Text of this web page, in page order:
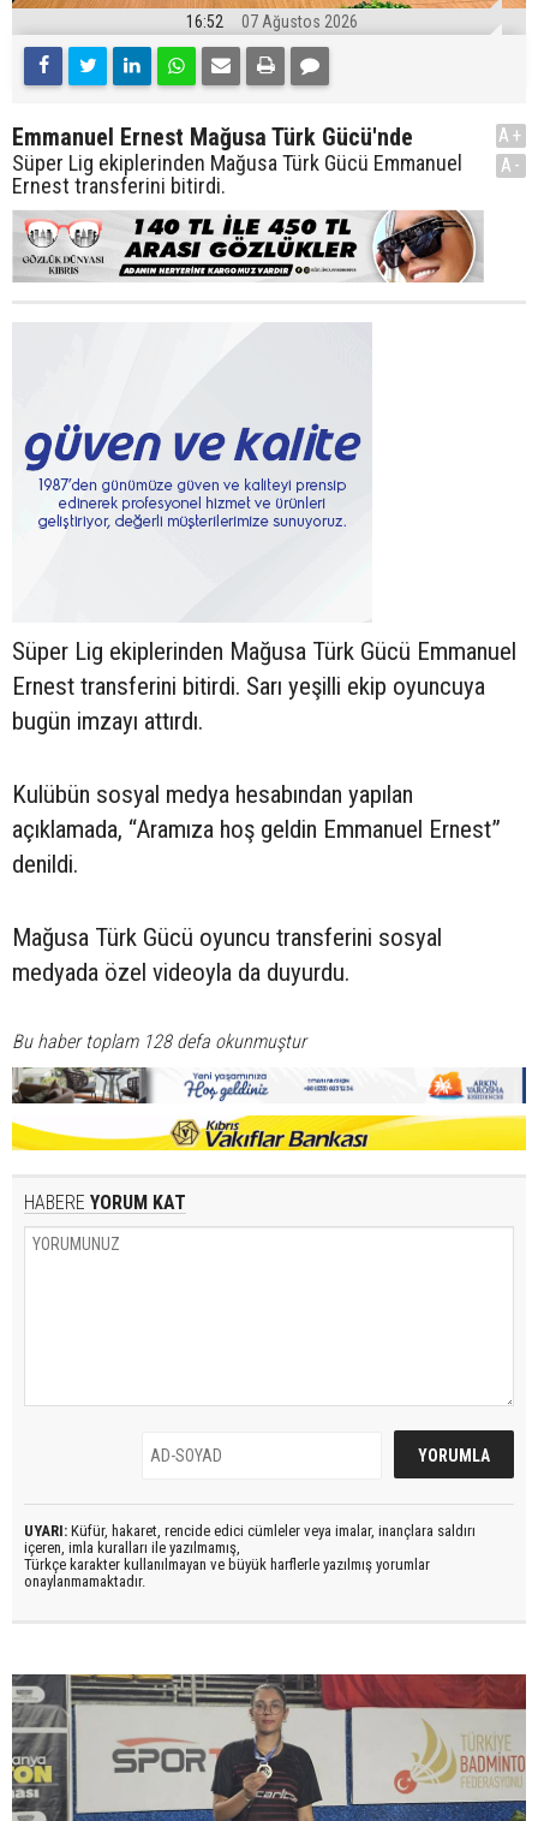
16:52 07 Ağustos 2026
Emmanuel Ernest Mağusa Türk Gücü'nde
Süper Lig ekiplerinden Mağusa Türk Gücü Emmanuel
Ernest transferini bitirdi.
A+
A-
Süper Lig ekiplerinden Mağusa Türk Gücü Emmanuel
Ernest transferini bitirdi. Sarı yeşilli ekip oyuncuya
bugün imzayı attırdı.
Kulübün sosyal medya hesabından yapılan
açıklamada, “Aramıza hoş geldin Emmanuel Ernest”
denildi.
Mağusa Türk Gücü oyuncu transferini sosyal
medyada özel videoyla da duyurdu.
Bu haber toplam 128 defa okunmuştur
HABERE YORUM KAT
UYARI: Küfür, hakaret, rencide edici cümleler veya imalar, inançlara saldırı
içeren, imla kuralları ile yazılmamış,
Türkçe karakter kullanılmayan ve büyük harflerle yazılmış yorumlar
onaylanmamaktadır.